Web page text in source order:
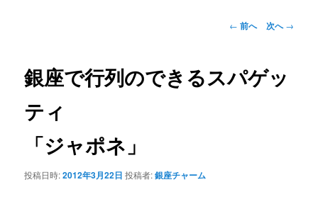
投稿ナビゲーシ
← 前へ 次へ→
銀座で行列のできるスパゲッ
ティ
「ジャポネ」
投稿日時:2012年3月22日 投稿者:銀座チャーム